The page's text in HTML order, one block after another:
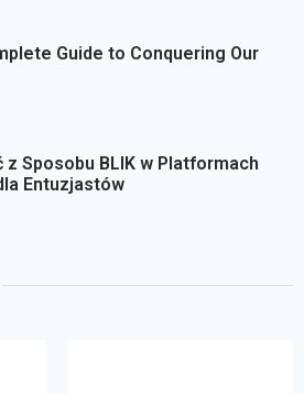
Guide to Conquering Our
z Sposobu BLIK w Platformach
Entuzjastów